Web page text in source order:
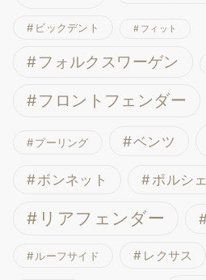
ビックデント フィット
フォルクスワーゲン
フロントフェンダー
プーリング ベンツ
ボンネット ポルシェ
リアフェンダー
ルーフサイド レクサス